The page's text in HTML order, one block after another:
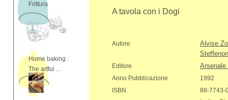
Frittura
Home baking :
The artful ...
A tavola con i Dogi
Autore
Alvise
Editore Arsenale
Anno Pubblicazione
1992
ISBN
88-7743-